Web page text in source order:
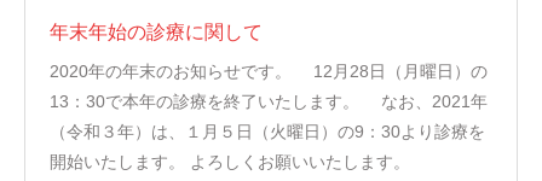
年末年始の診療に関して
2020年の年末のお知らせです。 12月28日（月曜日）の
13：30で本年の診療を終了いたします。 なお、2021年
（令和３年）は、１月５日（火曜日）の9：30より診療を
開始いたします。 よろしくお願いいたします。